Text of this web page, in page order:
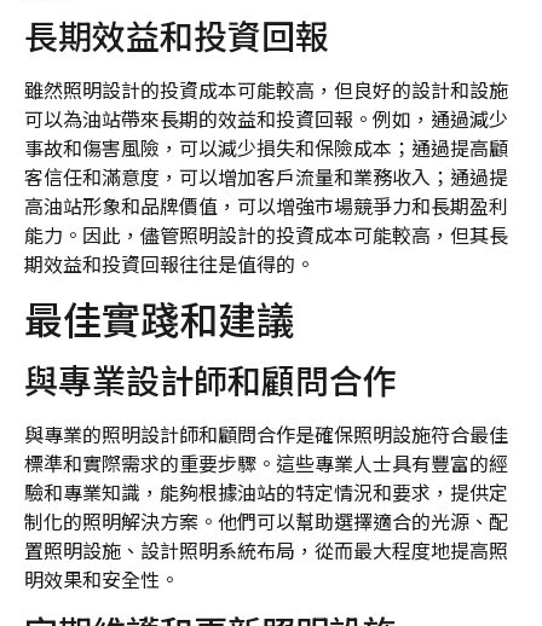
長期效益和投資回報
雖然照明設計的投資成本可能較高，但良好的設計和設施
可以為油站帶來長期的效益和投資回報。例如，通過減少
事故和傷害風險，可以減少損失和保險成本；通過提高顧
客信任和滿意度，可以增加客戶流量和業務收入；通過提
高油站形象和品牌價值，可以增強市場競爭力和長期盈利
能力。因此，儘管照明設計的投資成本可能較高，但其長
期效益和投資回報往往是值得的。
最佳實踐和建議
與專業設計師和顧問合作
與專業的照明設計師和顧問合作是確保照明設施符合最佳
標準和實際需求的重要步驟。這些專業人士具有豐富的經
驗和專業知識，能夠根據油站的特定情況和要求，提供定
制化的照明解決方案。他們可以幫助選擇適合的光源、配
置照明設施、設計照明系統布局，從而最大程度地提高照
明效果和安全性。